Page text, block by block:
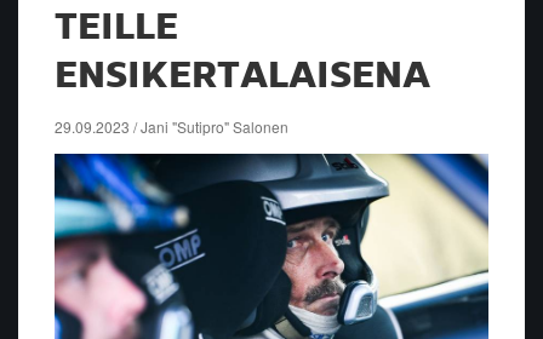
TEILLE
ENSIKERTALAISENA
29.09.2023 / Jani "Sutipro" Salonen